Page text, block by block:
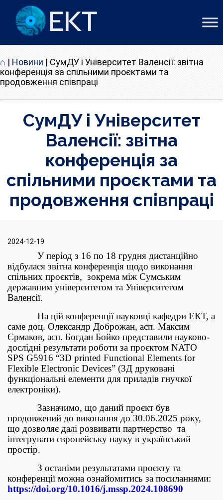
⌂ | Новини | СумДУ і Університет Валенсії: звітна
конференція за спільними проєктами та
продовження співпраці
СумДУ і Університет
Валенсії: звітна
конференція за
спільними проєктами та
продовження співпраці
2024-12-19
У період з 16 по 18 грудня дистанційно
відбулася звітна конференція щодо виконання
спільних проєктів, зокрема між Сумським
державним університетом та Університетом
Валенсії.
На цій конференції науковці кафедри ЕКТ, а
саме доц. Олександр Доброжан, асп. Максим
Єрмаков, асп. Богдан Бойко представили науково-
дослідні результати роботи за проєктом NATO
SPS G5916 “3D printed Functional Elements for
Flexible Electronic Devices” (3Д друковані
функціональні елементи для приладів гнучкої
електроніки).
Зазначимо, що даний проєкт був
продовжений до виконання до 30.06.2025 року,
що дозволяє далі розвивати партнерство та
інтегрувати європейську науку в український
простір.
З останіми результатами проєкту та
конференції можна ознайомитись за посиланнями:
https://doi.org/10.1016/j.mssp.2024.108690